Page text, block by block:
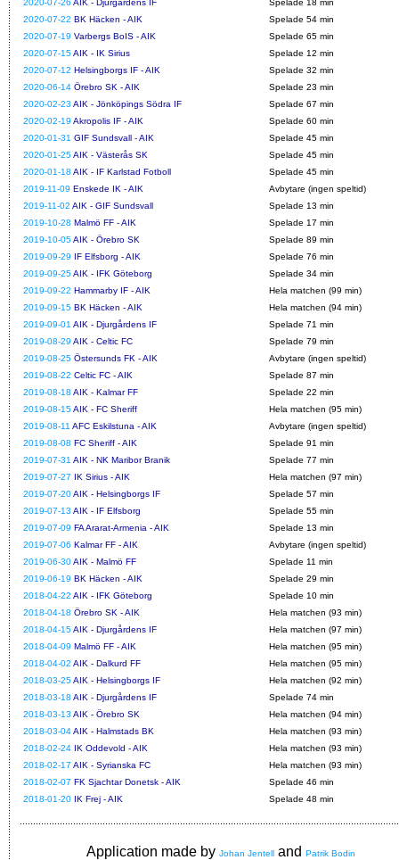
2020-07-26 AIK - Djurgårdens IF
Spelade 18 min
2020-07-22 BK Häcken - AIK
Spelade 54 min
2020-07-19 Varbergs BoIS - AIK
Spelade 65 min
2020-07-15AIK - IK Sirius
Spelade 12 min
2020-07-12 Helsingborgs IF - AIK
Spelade 32 min
2020-06-14 Örebro SK - AIK
Spelade 23 min
2020-02-23 AIK - Jönköpings Södra IF
Spelade 67 min
2020-02-19 Akropolis IF - AIK
Spelade 60 min
2020-01-31 GIF Sundsvall - AIK
Spelade 45 min
2020-01-25AIK - Västerås SK
Spelade 45 min
2020-01-18 AIK - IF Karlstad Fotboll
Spelade 45 min
2019-11-09 Enskede IK - AIK
Avbytare (ingen speltid)
2019-11-02 AIK - GIF Sundsvall
Spelade 13 min
2019-10-28 Malmö FF - AIK
Spelade 17 min
2019-10-05AIK - Örebro SK
Spelade 89 min
2019-09-29 IF Elfsborg - AIK
Spelade 76 min
2019-09-25AIK - IFK Göteborg
Spelade 34 min
2019-09-22 Hammarby IF - AIK
Hela matchen (99 min)
2019-09-15 BK Häcken - AIK
Hela matchen (94 min)
2019-09-01 AIK - Djurgårdens IF
Spelade 71 min
2019-08-29 AIK - Celtic FC
Spelade 79 min
2019-08-25 Östersunds FK - AIK
Avbytare (ingen speltid)
2019-08-22 Celtic FC - AIK
Spelade 87 min
2019-08-18 AIK - Kalmar FF
Spelade 22 min
2019-08-15AIK - FC Sheriff
Hela matchen (95 min)
2019-08-11 AFC Eskilstuna - AIK
Avbytare (ingen speltid)
2019-08-08 FC Sheriff - AIK
Spelade 91 min
2019-07-31 AIK - NK Maribor Branik
Spelade 77 min
2019-07-27 IK Sirius - AIK
Hela matchen (97 min)
2019-07-20AIK - Helsingborgs IF
Spelade 57 min
2019-07-13 AIK - IF Elfsborg
Spelade 55 min
2019-07-09 FA Ararat-Armenia - AIK
Spelade 13 min
2019-07-06 Kalmar FF - AIK
Avbytare (ingen speltid)
2019-06-30AIK - Malmö FF
Spelade 11 min
2019-06-19 BK Häcken - AIK
Spelade 29 min
2018-04-22 AIK - IFK Göteborg
Spelade 10 min
2018-04-18 Örebro SK - AIK
Hela matchen (93 min)
2018-04-15AIK - Djurgårdens IF
Hela matchen (97 min)
2018-04-09 Malmö FF - AIK
Hela matchen (95 min)
2018-04-02 AIK - Dalkurd FF
Hela matchen (95 min)
2018-03-25AIK - Helsingborgs IF
Hela matchen (92 min)
2018-03-18 AIK - Djurgårdens IF
Spelade 74 min
2018-03-13 AIK - Örebro SK
Hela matchen (94 min)
2018-03-04AIK - Halmstads BK
Hela matchen (93 min)
2018-02-24 IK Oddevold - AIK
Hela matchen (93 min)
2018-02-17 AIK - Syrianska FC
Hela matchen (93 min)
2018-02-07 FK Sjachtar Donetsk - AIK
Spelade 46 min
2018-01-20 IK Frej - AIK Spelade 48 min
Application made by Johan Jentell and Patrik Bodin